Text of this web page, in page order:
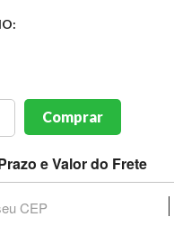
Comprar
e Valor do Frete